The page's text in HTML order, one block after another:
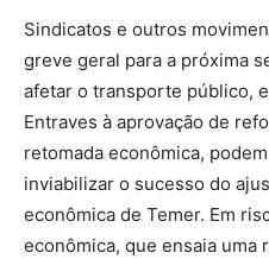
Sindicatos e outros
greve geral para a próxima
afetar o transporte público,
Entraves à aprovação de
retomada econômica,
inviabilizar o sucesso do
econômica de Temer. Em
econômica, que ensaia uma